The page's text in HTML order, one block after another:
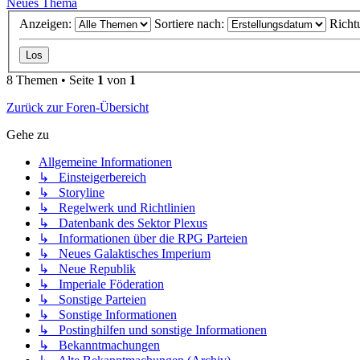
Neues Thema
Anzeigen:
Sortiere nach:
8 Themen • Seite 1 von 1
Zurück zur Foren-Übersicht
Gehe zu
Allgemeine Informationen
↳ Einsteigerbereich
↳ Storyline
↳ Regelwerk und Richtlinien
↳ Datenbank des Sektor Plexus
↳ Informationen über die RPG Parteien
↳ Neues Galaktisches Imperium
↳ Neue Republik
↳ Imperiale Föderation
↳ Sonstige Parteien
↳ Sonstige Informationen
↳ Postinghilfen und sonstige Informationen
↳ Bekanntmachungen